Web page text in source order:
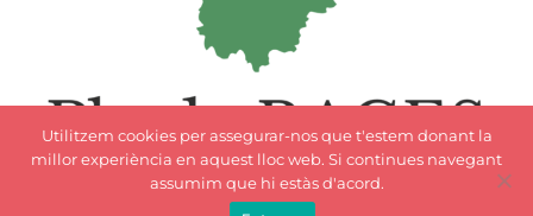
Utilitzem cookies per assegurar-nos que t'estem donant la
millor experiència en aquest lloc web. Si continues navegant
assumim que hi estàs d'acord.